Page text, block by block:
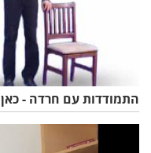
התמודדות עם חרדה - כאן 11